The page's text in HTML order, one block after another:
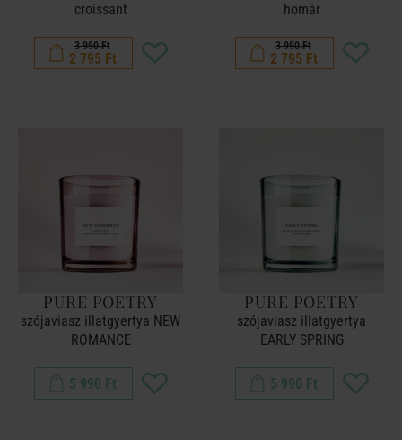
croissant
3 990 Ft
2 795 Ft
homár
3 990 Ft
2 795 Ft
PURE POETRY
szójaviasz illatgyertya NEW
ROMANCE
5 990 Ft
PURE POETRY
szójaviasz illatgyertya
EARLY SPRING
5 990 Ft